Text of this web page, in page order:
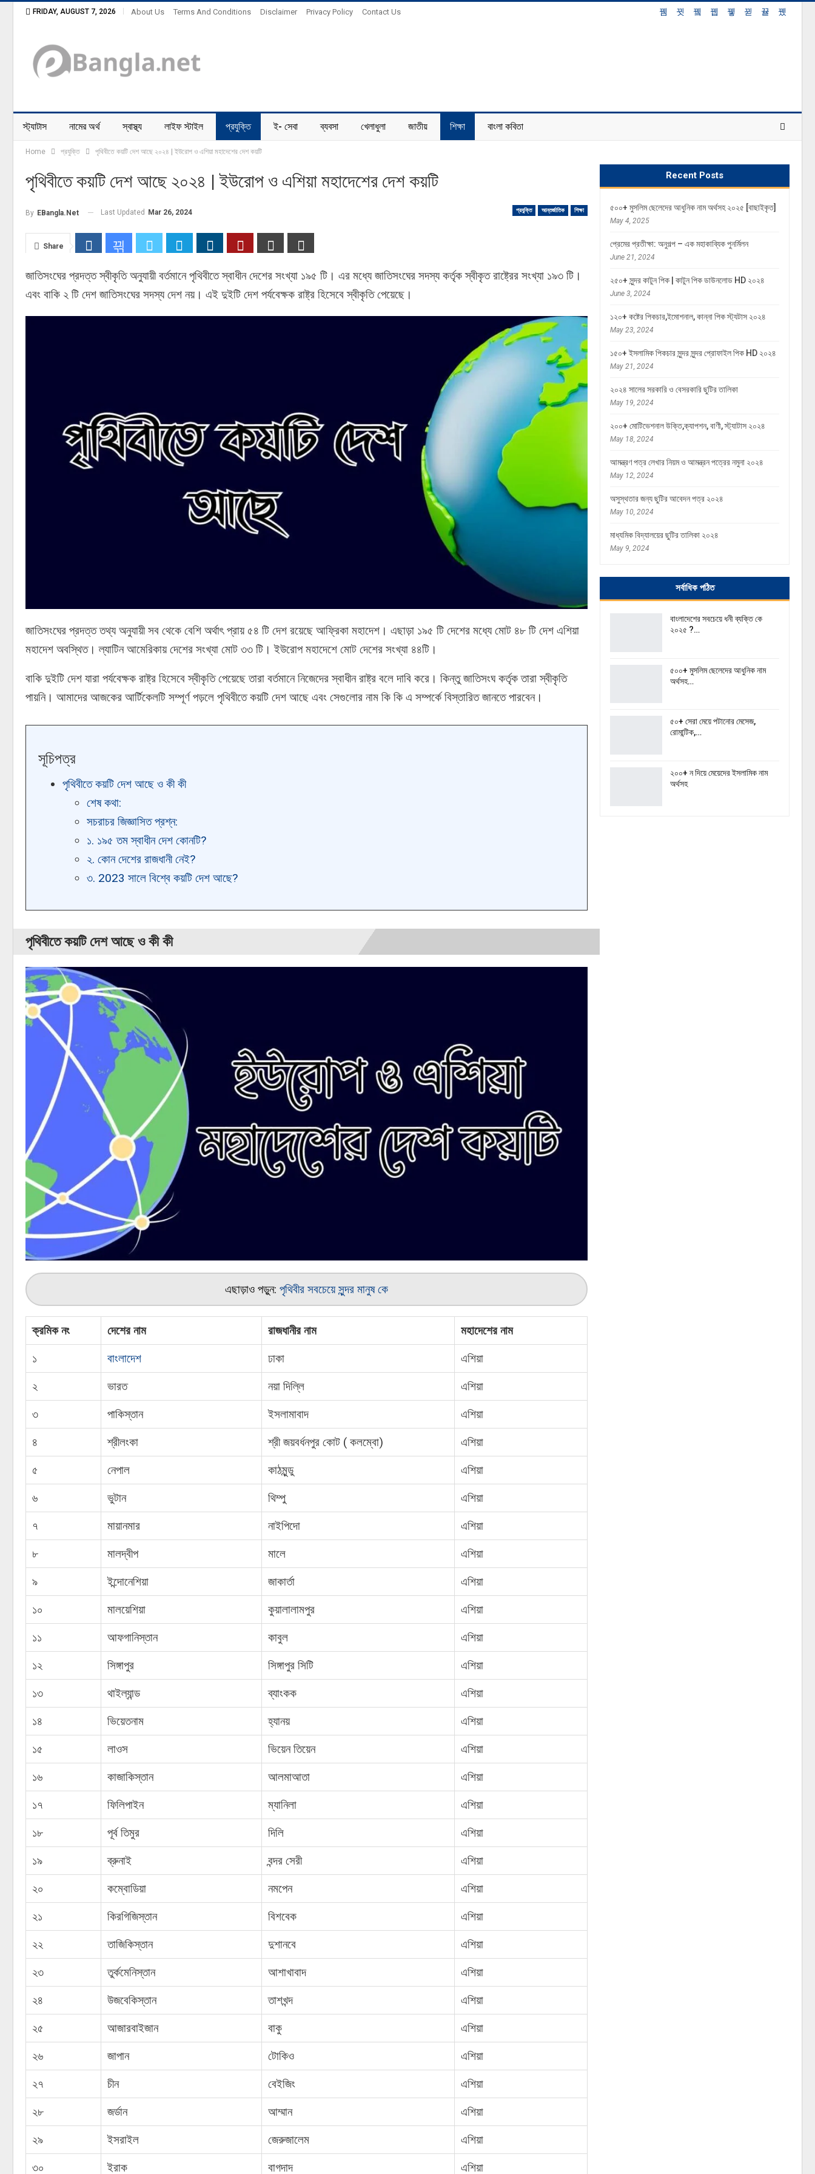
FRIDAY, AUGUST 7, 2026 About Us Terms And Conditions Disclaimer Privacy Policy Contact Us
স্ট্যাটাস নামের অর্থ স্বাস্থ্য লাইফ স্টাইল প্রযুক্তি ই- সেবা ব্যবসা খেলাধুলা জাতীয় শিক্ষা বাংলা কবিতা
Home প্রযুক্তি পৃথিবীতে কয়টি দেশ আছে ২০২৪ | ইউরোপ ও এশিয়া মহাদেশের দেশ কয়টি
পৃথিবীতে কয়টি দেশ আছে ২০২৪ | ইউরোপ ও এশিয়া মহাদেশের দেশ কয়টি
প্রযুক্তি আন্তর্জাতিক শিক্ষা
By EBangla.net Last Updated Mar 26, 2024
Share
জাতিসংঘের প্রদত্ত স্বীকৃতি অনুযায়ী বর্তমানে পৃথিবীতে স্বাধীন দেশের সংখ্যা ১৯৫ টি। এর মধ্যে জাতিসংঘের সদস্য কর্তৃক স্বীকৃত রাষ্ট্রের সংখ্যা ১৯৩ টি।
এবং বাকি ২ টি দেশ জাতিসংঘের সদস্য দেশ নয়। এই দুইটি দেশ পর্যবেক্ষক রাষ্ট্র হিসেবে স্বীকৃতি পেয়েছে।
জাতিসংঘের প্রদত্ত তথ্য অনুযায়ী সব থেকে বেশি অর্থাৎ প্রায় ৫৪ টি দেশ রয়েছে আফ্রিকা মহাদেশ। এছাড়া ১৯৫ টি দেশের মধ্যে মোট ৪৮ টি দেশ এশিয়া
মহাদেশ অবস্থিত। ল্যাটিন আমেরিকায় দেশের সংখ্যা মোট ৩৩ টি। ইউরোপ মহাদেশে মোট দেশের সংখ্যা ৪৪টি।
বাকি দুইটি দেশ যারা পর্যবেক্ষক রাষ্ট্র হিসেবে স্বীকৃতি পেয়েছে তারা বর্তমানে নিজেদের স্বাধীন রাষ্ট্র বলে দাবি করে। কিন্তু জাতিসংঘ কর্তৃক তারা স্বীকৃতি
পায়নি। আমাদের আজকের আর্টিকেলটি সম্পূর্ণ পড়লে পৃথিবীতে কয়টি দেশ আছে এবং সেগুলোর নাম কি কি এ সম্পর্কে বিস্তারিত জানতে পারবেন।
সূচিপত্র
পৃথিবীতে কয়টি দেশ আছে ও কী কী
শেষ কথা:
সচরাচর জিজ্ঞাসিত প্রশ্ন:
১. ১৯৫ তম স্বাধীন দেশ কোনটি?
২. কোন দেশের রাজধানী নেই?
৩. 2023 সালে বিশ্বে কয়টি দেশ আছে?
পৃথিবীতে কয়টি দেশ আছে ও কী কী
এছাড়াও পড়ুন:পৃথিবীর সবচেয়ে সুন্দর মানুষ কে
ক্রমিক নং দেশের নাম রাজধানীর নাম
মহাদেশের নাম
১
বাংলাদেশ ঢাকা
এশিয়া
২
ভারত নয়া দিল্লি
এশিয়া
৩
পাকিস্তান ইসলামাবাদ
এশিয়া
৪
শ্রীলংকা শ্রী জয়বর্ধনপুর কোট ( কলম্বো)
এশিয়া
৫
নেপাল কাঠমুন্ডু
এশিয়া
৬
ভুটান থিম্পু
এশিয়া
৭
মায়ানমার নাইপিদো
এশিয়া
৮
মালদ্বীপ মালে
এশিয়া
৯
ইন্দোনেশিয়া জাকার্তা
এশিয়া
১০
মালয়েশিয়া কুয়ালালামপুর
এশিয়া
১১
আফগানিস্তান কাবুল
এশিয়া
১২
সিঙ্গাপুর সিঙ্গাপুর সিটি
এশিয়া
১৩
থাইল্যান্ড ব্যাংকক
এশিয়া
১৪
ভিয়েতনাম হ্যানয়
এশিয়া
১৫
লাওস ভিয়েন তিয়েন
এশিয়া
১৬
কাজাকিস্তান আলমাআতা
এশিয়া
১৭
ফিলিপাইন ম্যানিলা
এশিয়া
১৮
পূর্ব তিমুর দিলি
এশিয়া
১৯
ব্রুনাই বন্দর সেরী
এশিয়া
২০
কম্বোডিয়া নমপেন
এশিয়া
২১
কিরগিজিস্তান বিশবেক
এশিয়া
২২
তাজিকিস্তান দুশানবে
এশিয়া
২৩
তুর্কমেনিস্তান আশাখাবাদ
এশিয়া
২৪
উজবেকিস্তান তাশখন্দ
এশিয়া
২৫
আজারবাইজান বাকু
এশিয়া
২৬
জাপান টোকিও
এশিয়া
২৭
চীন বেইজিং
এশিয়া
২৮
জর্ডান আম্মান
এশিয়া
২৯
ইসরাইল জেরুজালেম
এশিয়া
৩০
ইরাক বাগদাদ এশিয়া
Recent Posts
৫০০+ মুসলিম ছেলেদের আধুনিক নাম অর্থসহ ২০২৫ [বাছাইকৃত]
May 4, 2025
প্রেমের প্রতীক্ষা: অনুগল্প – এক মহাকাব্যিক পুনর্মিলন
June 21, 2024
২৫০+ সুন্দর কাটুন পিক | কাটুন পিক ডাউনলোড HD ২০২৪
June 3, 2024
১২০+ কষ্টের পিকচার,ইমোশনাল, কান্না পিক স্ট্যটাস ২০২৪
May 23, 2024
১৫০+ ইসলামিক পিকচার সুন্দর সুন্দর প্রোফাইল পিক HD ২০২৪
May 21, 2024
২০২৪ সালের সরকারি ও বেসরকারি ছুটির তালিকা
May 19, 2024
২০০+ মোটিভেশনাল উক্তি,ক্যাপশন, বাণী, স্ট্যাটাস ২০২৪
May 18, 2024
আমন্ত্রণ পত্র লেখার নিয়ম ও আমন্ত্রন পত্রের নমুনা ২০২৪
May 12, 2024
অসুস্থতার জন্য ছুটির আবেদন পত্র ২০২৪
May 10, 2024
মাধ্যমিক বিদ্যালয়ের ছুটির তালিকা ২০২৪
May 9, 2024
সর্বাধিক পঠিত
বাংলাদেশের সবচেয়ে ধনী ব্যক্তি কে
২০২৫ ?…
৫০০+ মুসলিম ছেলেদের আধুনিক নাম
অর্থসহ…
৫০+ সেরা মেয়ে পটানোর মেসেজ,
রোমান্টিক,…
২০০+ ন দিয়ে মেয়েদের ইসলামিক নাম
অর্থসহ